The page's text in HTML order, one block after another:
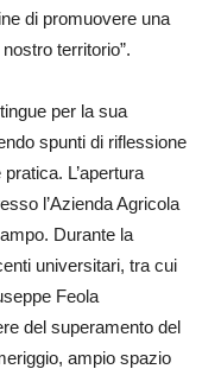
di promuovere una
territorio”.
per la sua
spunti di riflessione
L’apertura
l’Azienda Agricola
Durante la
universitari, tra cui
Feola
del superamento del
ampio spazio